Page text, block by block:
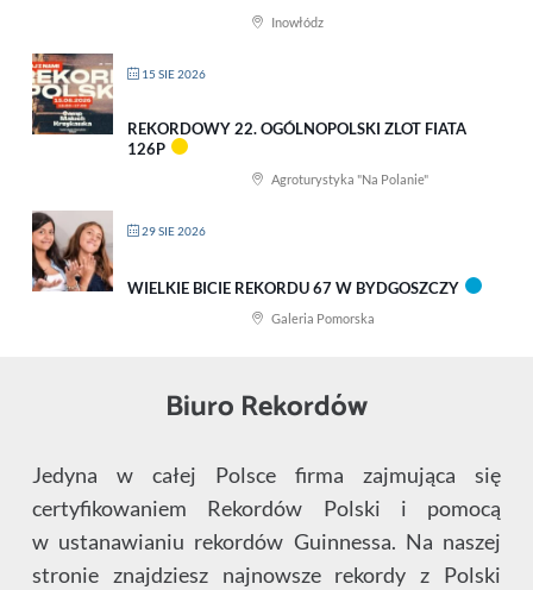
Inowłódz
15 SIE 2026
REKORDOWY 22. OGÓLNOPOLSKI ZLOT FIATA
126P
Agroturystyka "Na Polanie"
29 SIE 2026
WIELKIE BICIE REKORDU 67 W BYDGOSZCZY
Galeria Pomorska
Biuro Rekordów
Jedyna w całej Polsce firma zajmująca się
certyfikowaniem Rekordów Polski i pomocą
w ustanawianiu rekordów Guinnessa. Na naszej
stronie znajdziesz najnowsze rekordy z Polski